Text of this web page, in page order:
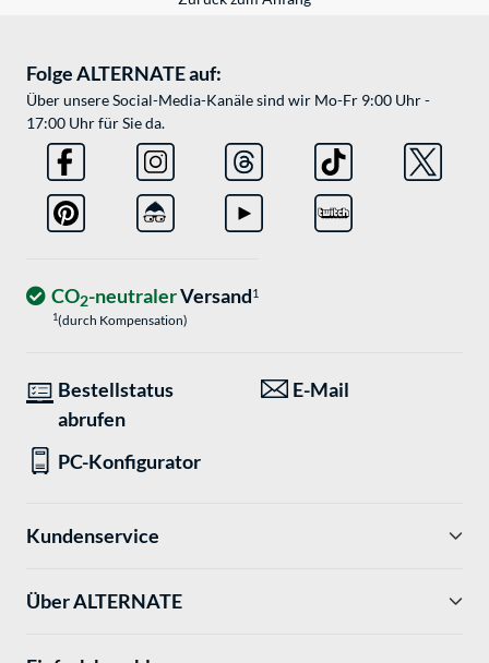
Folge ALTERNATE auf:
Über unsere Social-Media-Kanäle sind wir Mo-Fr 9:00 Uhr -
17:00 Uhr für Sie da.
CO2-neutralerVersand1
1(durch Kompensation)
Bestellstatus
abrufen
E-Mail
PC-Konfigurator
Kundenservice
Über ALTERNATE